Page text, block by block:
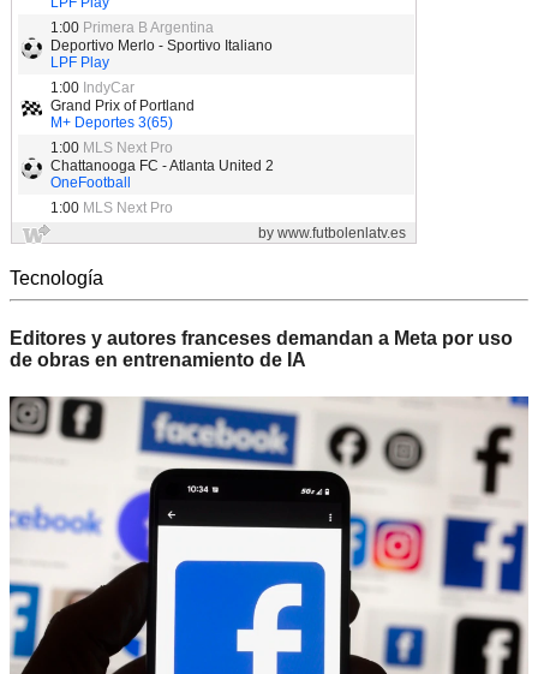
Tecnología
Editores y autores franceses demandan a Meta por uso
de obras en entrenamiento de IA